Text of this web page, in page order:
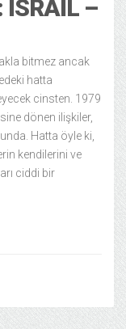
İSRAIL –
bitmez ancak
hatta
cinsten. 1979
dönen ilişkiler,
Hatta öyle ki,
kendilerini ve
ciddi bir